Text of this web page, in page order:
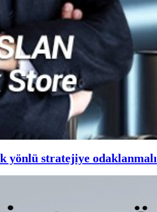
yönlü stratejiye odaklanmalı